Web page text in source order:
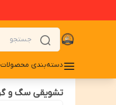
دسته‌بندی محصولات
تشویقی سگ و